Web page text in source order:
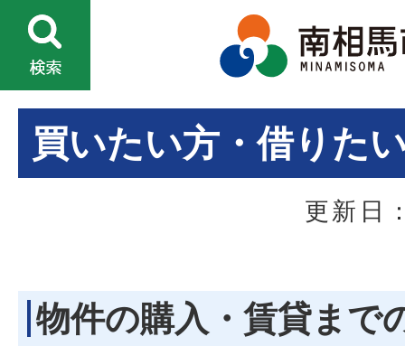
買いたい方・借りた
更新日
物件の購入・賃貸まで